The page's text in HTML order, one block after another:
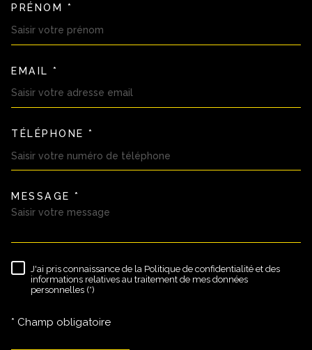
PRÉNOM *
EMAIL *
TÉLÉPHONE *
MESSAGE *
RÈGLEMENTATION
J'ai pris connaissance de la Politique de confidentialité et des
informations relatives au traitement de mes données
personnelles (*)
* Champ obligatoire